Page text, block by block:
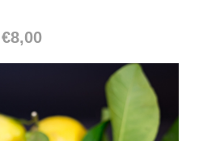
€8,00